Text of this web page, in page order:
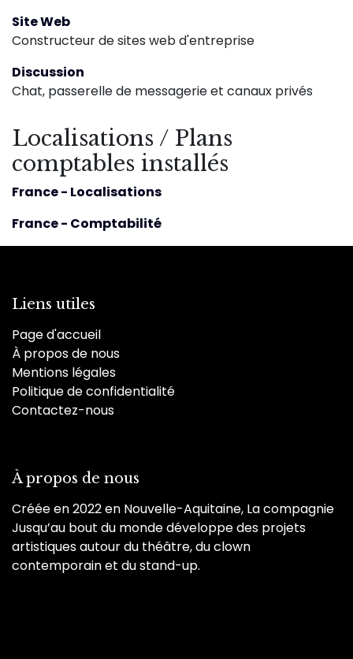
Site Web
Constructeur de sites web d'entreprise
Discussion
Chat, passerelle de messagerie et canaux privés
Localisations / Plans
comptables installés
France - Localisations
France - Comptabilité
Liens utiles
Page d'accueil
À propos de nous
Mentions légales
Politique de confidentialité
Contactez-nous
À propos de nous
Créée en 2022 en Nouvelle-Aquitaine, La compagnie
Jusqu’au bout du monde développe des projets
artistiques autour du théâtre, du clown
contemporain et du stand-up.